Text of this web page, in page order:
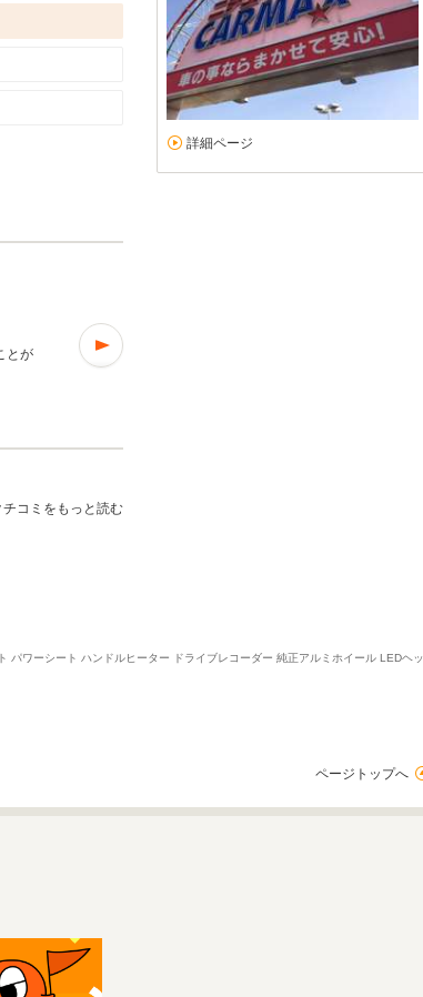
とが
チコミをもっと読む
詳細ページ
ワーシート ハンドルヒーター ドライブレコーダー 純正アルミホイール LEDヘッ
ページトップへ